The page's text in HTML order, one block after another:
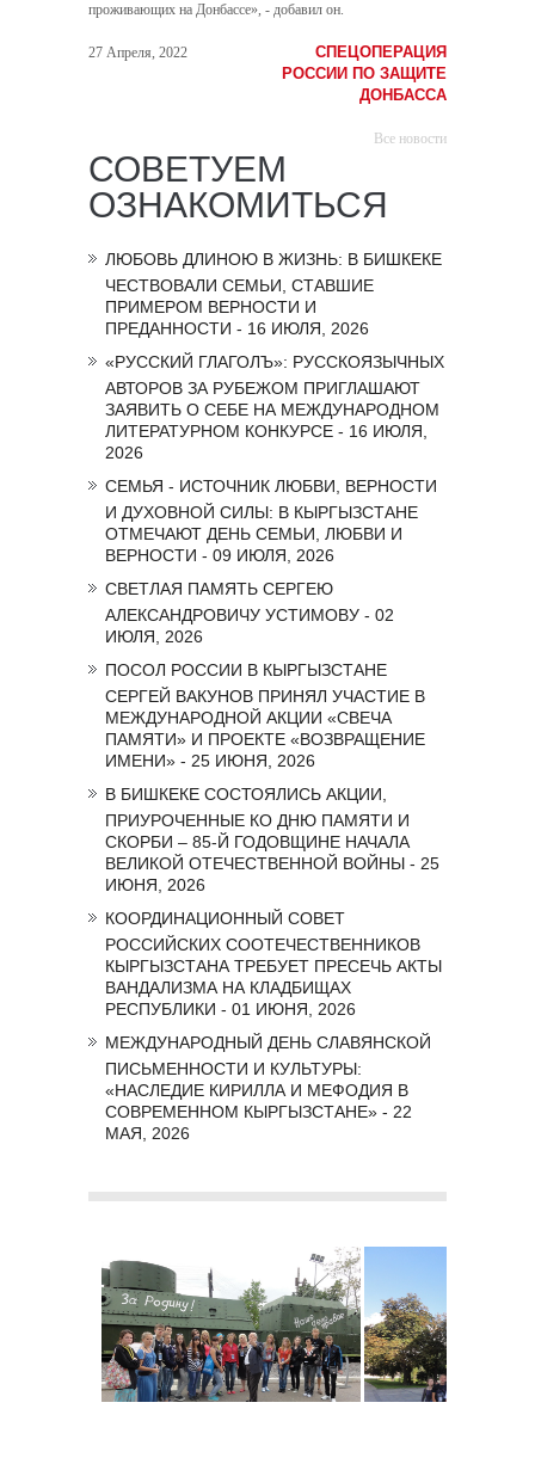
проживающих на Донбассе», - добавил он.
27 Апреля, 2022
СПЕЦОПЕРАЦИЯ
РОССИИ ПО ЗАЩИТЕ
ДОНБАССА
Все новости
СОВЕТУЕМ
ОЗНАКОМИТЬСЯ
ЛЮБОВЬ ДЛИНОЮ В ЖИЗНЬ: В БИШКЕКЕ
ЧЕСТВОВАЛИ СЕМЬИ, СТАВШИЕ
ПРИМЕРОМ ВЕРНОСТИ И
ПРЕДАННОСТИ - 16 ИЮЛЯ, 2026
«РУССКИЙ ГЛАГОЛЪ»: РУССКОЯЗЫЧНЫХ
АВТОРОВ ЗА РУБЕЖОМ ПРИГЛАШАЮТ
ЗАЯВИТЬ О СЕБЕ НА МЕЖДУНАРОДНОМ
ЛИТЕРАТУРНОМ КОНКУРСЕ - 16 ИЮЛЯ,
2026
СЕМЬЯ - ИСТОЧНИК ЛЮБВИ, ВЕРНОСТИ
И ДУХОВНОЙ СИЛЫ: В КЫРГЫЗСТАНЕ
ОТМЕЧАЮТ ДЕНЬ СЕМЬИ, ЛЮБВИ И
ВЕРНОСТИ - 09 ИЮЛЯ, 2026
СВЕТЛАЯ ПАМЯТЬ СЕРГЕЮ
АЛЕКСАНДРОВИЧУ УСТИМОВУ - 02
ИЮЛЯ, 2026
ПОСОЛ РОССИИ В КЫРГЫЗСТАНЕ
СЕРГЕЙ ВАКУНОВ ПРИНЯЛ УЧАСТИЕ В
МЕЖДУНАРОДНОЙ АКЦИИ «СВЕЧА
ПАМЯТИ» И ПРОЕКТЕ «ВОЗВРАЩЕНИЕ
ИМЕНИ» - 25 ИЮНЯ, 2026
В БИШКЕКЕ СОСТОЯЛИСЬ АКЦИИ,
ПРИУРОЧЕННЫЕ КО ДНЮ ПАМЯТИ И
СКОРБИ – 85-Й ГОДОВЩИНЕ НАЧАЛА
ВЕЛИКОЙ ОТЕЧЕСТВЕННОЙ ВОЙНЫ - 25
ИЮНЯ, 2026
КООРДИНАЦИОННЫЙ СОВЕТ
РОССИЙСКИХ СООТЕЧЕСТВЕННИКОВ
КЫРГЫЗСТАНА ТРЕБУЕТ ПРЕСЕЧЬ АКТЫ
ВАНДАЛИЗМА НА КЛАДБИЩАХ
РЕСПУБЛИКИ - 01 ИЮНЯ, 2026
МЕЖДУНАРОДНЫЙ ДЕНЬ СЛАВЯНСКОЙ
ПИСЬМЕННОСТИ И КУЛЬТУРЫ:
«НАСЛЕДИЕ КИРИЛЛА И МЕФОДИЯ В
СОВРЕМЕННОМ КЫРГЫЗСТАНЕ» - 22
МАЯ, 2026